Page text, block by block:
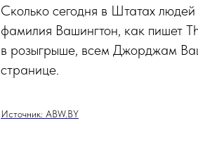
Сколько сегодня в Штатах
фамилия Вашингтон, как пишет
в розыгрыше, всем Джорджам
странице.
Источник: ABW.BY